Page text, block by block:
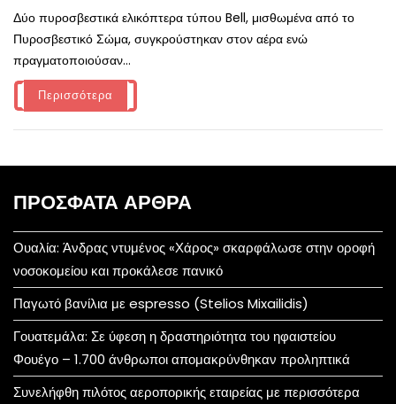
Δύο πυροσβεστικά ελικόπτερα τύπου Bell, μισθωμένα από το
Πυροσβεστικό Σώμα, συγκρούστηκαν στον αέρα ενώ
πραγματοποιούσαν...
Περισσότερα
ΠΡΌΣΦΑΤΑ ΆΡΘΡΑ
Ουαλία: Άνδρας ντυμένος «Χάρος» σκαρφάλωσε στην οροφή
νοσοκομείου και προκάλεσε πανικό
Παγωτό βανίλια με espresso (Stelios Mixailidis)
Γουατεμάλα: Σε ύφεση η δραστηριότητα του ηφαιστείου
Φουέγο – 1.700 άνθρωποι απομακρύνθηκαν προληπτικά
Συνελήφθη πιλότος αεροπορικής εταιρείας με περισσότερα